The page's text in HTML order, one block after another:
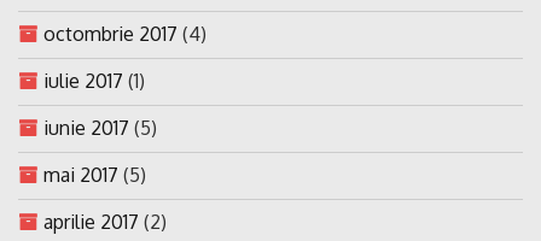
octombrie 2017 (4)
iulie 2017 (1)
iunie 2017 (5)
mai 2017 (5)
aprilie 2017 (2)